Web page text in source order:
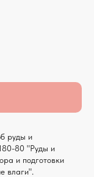
руды и
80 "Руды и
и подготовки
влаги".